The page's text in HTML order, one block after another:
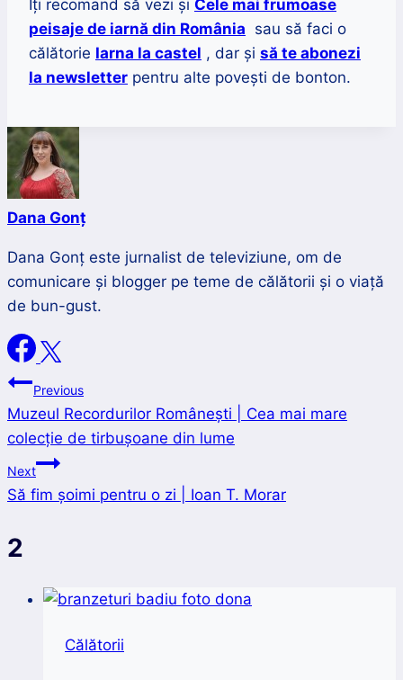
Îți recomand să vezi și Cele mai frumoase
peisaje de iarnă din România sau să faci o
călătorie Iarna la castel , dar și să te abonezi
la newsletter pentru alte povești de bonton.
Dana Gonț
Dana Gonț este jurnalist de televiziune, om de
comunicare și blogger pe teme de călătorii și o viață
de bun-gust.
Navigare
în
articole
Previous
Muzeul Recordurilor Românești | Cea mai mare
colecție de tirbușoane din lume
Next
Să fim şoimi pentru o zi | Ioan T. Morar
2
Călătorii